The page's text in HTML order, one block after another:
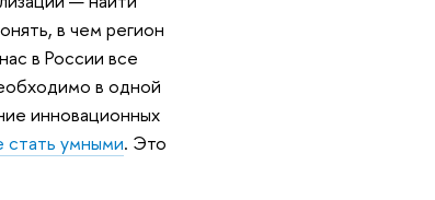
в чем регион
в России все
в одной
инновационных
стать умными. Это